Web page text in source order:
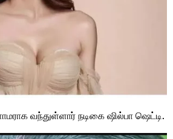
வந்துள்ளார் நடிகை ஷில்பா ஷெட்டி.